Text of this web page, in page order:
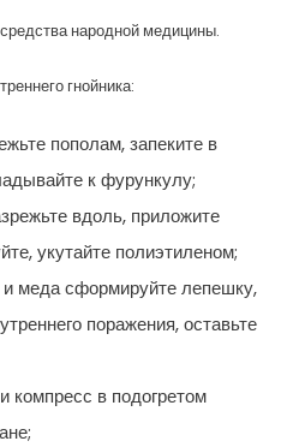
народной медицины.
гнойника:
пополам, запеките в
к фурункулу;
вдоль, приложите
укутайте полиэтиленом;
меда сформируйте лепешку,
поражения, оставьте
компресс в подогретом